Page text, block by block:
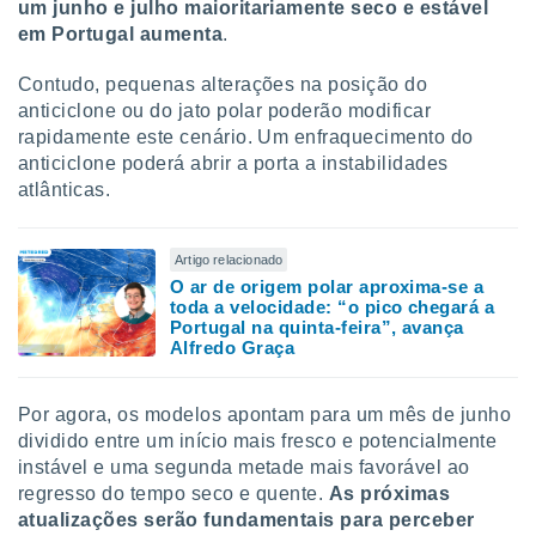
um junho e julho maioritariamente seco e estável
em Portugal aumenta.
Contudo, pequenas alterações na posição do
anticiclone ou do jato polar poderão modificar
rapidamente este cenário. Um enfraquecimento do
anticiclone poderá abrir a porta a instabilidades
atlânticas.
Artigo relacionado
O ar de origem polar aproxima-se a
toda a velocidade: “o pico chegará a
Portugal na quinta-feira”, avança
Alfredo Graça
Por agora, os modelos apontam para um mês de junho
dividido entre um início mais fresco e potencialmente
instável e uma segunda metade mais favorável ao
regresso do tempo seco e quente. As próximas
atualizações serão fundamentais para perceber